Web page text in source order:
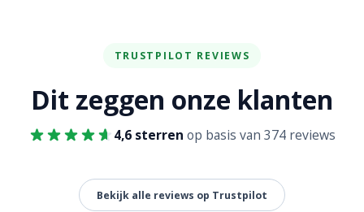
TRUSTPILOT REVIEWS
Dit zeggen onze klanten
4,6 sterren op basis van 374 reviews
Bekijk alle reviews op Trustpilot